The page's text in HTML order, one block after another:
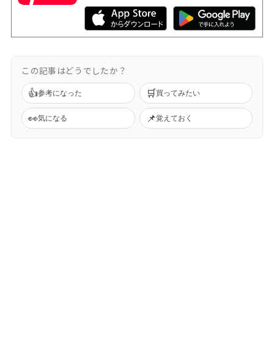
この記事はどうでしたか？
👍参考になった 🛒買ってみたい
👀気になる 📌覚えておく